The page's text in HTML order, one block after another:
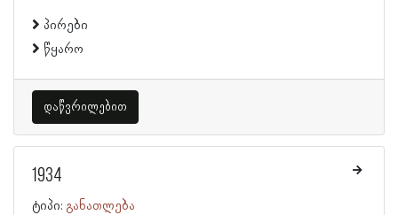
პირები
წყარო
დაწვრილებით
1934
ტიპი: განათლება